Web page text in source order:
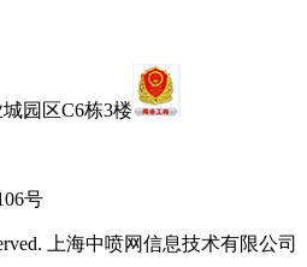
园区C6栋3楼
号
上海中喷网信息技术有限公司